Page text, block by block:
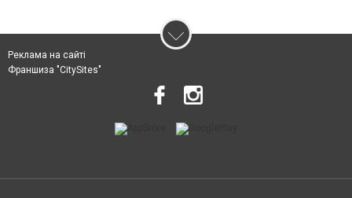
Реклама на сайті
Франшиза "CitySites"